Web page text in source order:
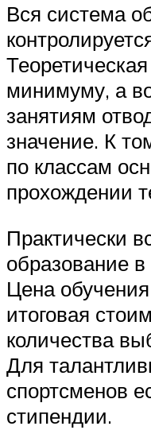
Вся система
минимуму, а
занятиям
значение. К
по классам
прохождении
Практически
образование в
Цена
итоговая
количества
Для
спортсменов
стипендии.